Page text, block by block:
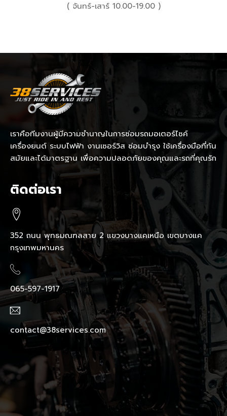
( จันทร์-เสาร์ 10.00-19.00 )
เราคือทีมงานผู้มีความชำนาญในการซ่อมรถมอเตอร์ไซค์
เครื่องยนต์ ระบบไฟฟ้า งานเซอร์วิส ซ่อมบำรุง ใช้เครื่องมือที่ทัน
สมัยและได้มาตรฐาน เพื่อความปลอดภัยของคุณและรถที่คุณรัก
ติดต่อเรา
352 ถนน พุทธมณฑลสาย 2 แขวงบางแคเหนือ เขตบางแค
กรุงเทพมหานคร
065-597-1917
contact@38services.com